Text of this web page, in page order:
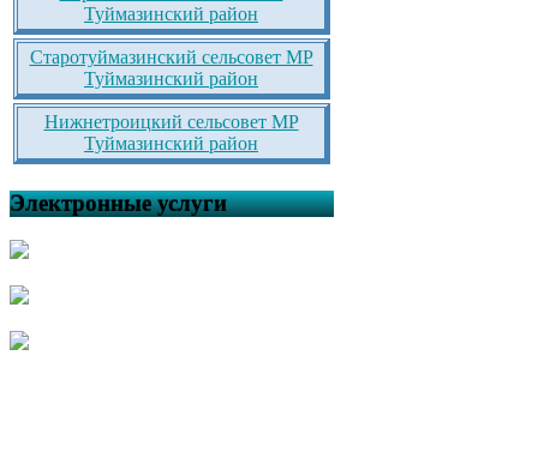
Туймазинский район
Старотуймазинский сельсовет МР
Туймазинский район
Нижнетроицкий сельсовет МР
Туймазинский район
Электронные услуги